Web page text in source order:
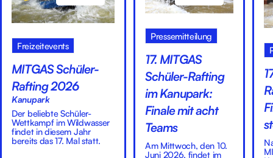
Freizeitevents
MITGAS Schüler-
Rafting 2026
Kanupark
Der beliebte Schüler-
Wettkampf im Wildwasser
findet in diesem Jahr
bereits das 17. Mal statt.
Pressemitteilung
17. MITGAS
Schüler-Rafting
im Kanupark:
Finale mit acht
Teams
Am Mittwoch, den 10.
Juni 2026, findet im